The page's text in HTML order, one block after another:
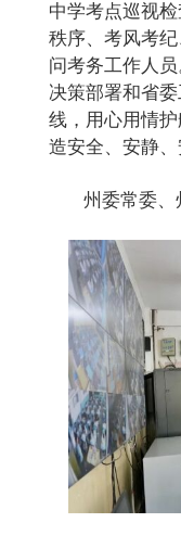
中学考点巡视
秩序、考风考
问考务工作人
决策部署和省
线，用心用情
造安全、安静、
州委常委、